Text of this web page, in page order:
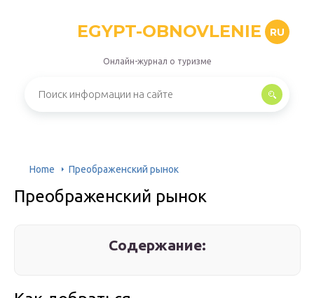
EGYPT-OBNOVLENIE RU
Онлайн-журнал о туризме
Home Преображенский рынок
Преображенский рынок
Содержание: